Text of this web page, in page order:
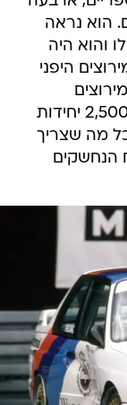
הוא נראה
והוא היה
היפני
הגרמנית יוטה קליינדשמידט בדקאר. 2,500 יחידות
1999, והם היו כל מה שצריך
הנחשקים